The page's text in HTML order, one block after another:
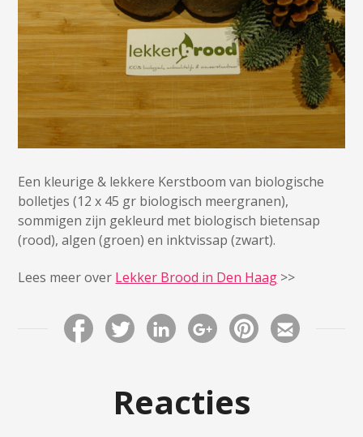
Een kleurige & lekkere Kerstboom van biologische
bolletjes (12 x 45 gr biologisch meergranen),
sommigen zijn gekleurd met biologisch bietensap
(rood), algen (groen) en inktvissap (zwart).
Lees meer over Lekker Brood in Den Haag >>
Reacties